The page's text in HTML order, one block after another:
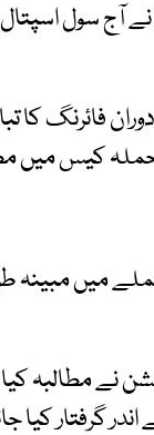
آج سول
فائرنگ کا
حملہ کیس
میں مبینہ
نے مطالبہ کیا
ملزمان کو 24 گھنٹوں